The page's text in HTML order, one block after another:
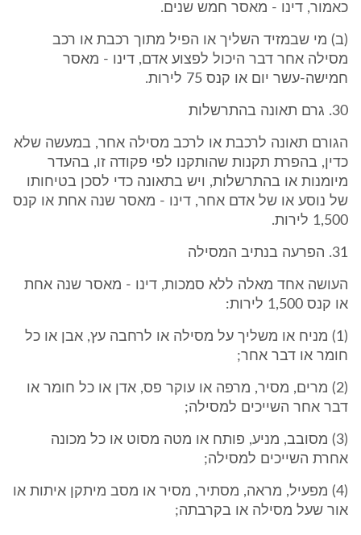
כאמור, דינו - מאסר חמש שנים.
(ב) מי שבמזיד השליך או הפיל מתוך רכבת או רכב
מסילה אחר דבר היכול לפצוע אדם, דינו - מאסר
חמישה-עשר יום או קנס 75 לירות.
30. גרם תאונה בהתרשלות
הגורם תאונה לרכבת או לרכב מסילה אחר, במעשה שלא
כדין, בהפרת תקנות שהותקנו לפי פקודה זו, בהעדר
מיומנות או בהתרשלות, ויש בתאונה כדי לסכן בטיחותו
של נוסע או של אדם אחר, דינו - מאסר שנה אחת או קנס
1,500 לירות.
31. הפרעה בנתיב המסילה
העושה אחד מאלה ללא סמכות, דינו - מאסר שנה אחת
או קנס 1,500 לירות:
(1) מניח או משליך על מסילה או לרחבה עץ, אבן או כל
חומר או דבר אחר;
(2) מרים, מסיר, מרפה או עוקר פס, אדן או כל חומר או
דבר אחר השייכים למסילה;
(3) מסובב, מניע, פותח או מטה מסוט או כל מכונה
אחרת השייכים למסילה;
(4) מפעיל, מראה, מסתיר, מסיר או מסב מיתקן איתות או
אור שעל מסילה או בקרבתה;